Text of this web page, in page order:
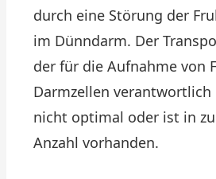
durch eine Störung der
im Dünndarm. Der
der für die Aufnahme von
Darmzellen
nicht optimal oder ist in
Anzahl vorhanden.